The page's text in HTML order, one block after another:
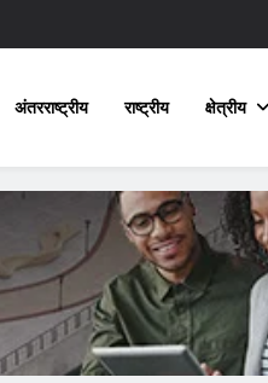
अंतरराष्ट्रीय राष्ट्रीय क्षेत्रीय